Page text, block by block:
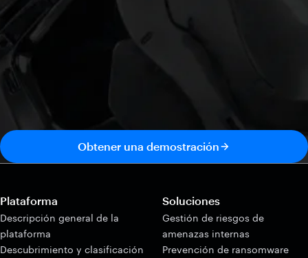
Obtener una demostración
Plataforma
Descripción general de la
plataforma
Descubrimiento y clasificación
Soluciones
Gestión de riesgos de
amenazas internas
Prevención de ransomware